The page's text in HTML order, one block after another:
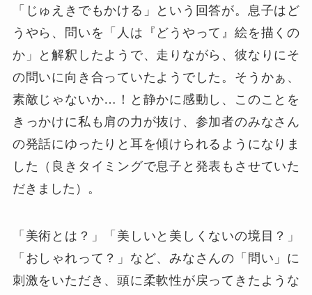
「じゅえきでもかける」という回答が。息子はど
うやら、問いを「人は『どうやって』絵を描くの
か」と解釈したようで、走りながら、彼なりにそ
の問いに向き合っていたようでした。そうかぁ、
素敵じゃないか…！と静かに感動し、このことを
きっかけに私も肩の力が抜け、参加者のみなさん
の発話にゆったりと耳を傾けられるようになりま
した（良きタイミングで息子と発表もさせていた
だきました）。
「美術とは？」「美しいと美しくないの境目？」
「おしゃれって？」など、みなさんの「問い」に
刺激をいただき、頭に柔軟性が戻ってきたような